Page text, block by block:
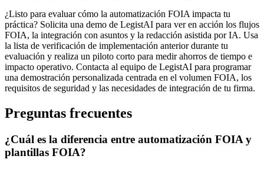
¿Listo para evaluar cómo la automatización FOIA impacta tu
práctica? Solicita una demo de LegistAI para ver en acción los flujos
FOIA, la integración con asuntos y la redacción asistida por IA. Usa
la lista de verificación de implementación anterior durante tu
evaluación y realiza un piloto corto para medir ahorros de tiempo e
impacto operativo. Contacta al equipo de LegistAI para programar
una demostración personalizada centrada en el volumen FOIA, los
requisitos de seguridad y las necesidades de integración de tu firma.
Preguntas frecuentes
¿Cuál es la diferencia entre automatización FOIA y
plantillas FOIA?